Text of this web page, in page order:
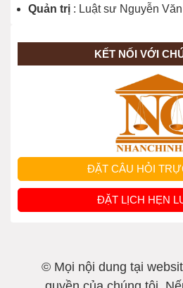
Quản trị : Luật sư Nguyễn
KẾT NỐI VỚI
ĐẶT CÂU HỎI
ĐẶT LỊCH HẸN
© Mọi nội dung tại